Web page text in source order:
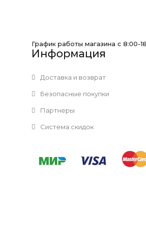
График работы магазина с 8:00-
Информация
Доставка и возврат
Безопасные покупки
Партнеры
Система скидок